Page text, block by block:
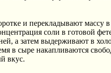
и перекладывают массу
соли в готовой
а затем выдерживают в
в сыре накапливаются
вкус.